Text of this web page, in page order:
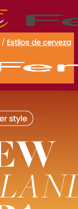
/ Estilos de cerveza